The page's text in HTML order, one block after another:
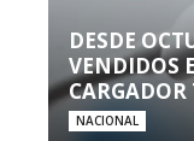
DESDE
VENDIDOS
CARGADOR
NACIONAL